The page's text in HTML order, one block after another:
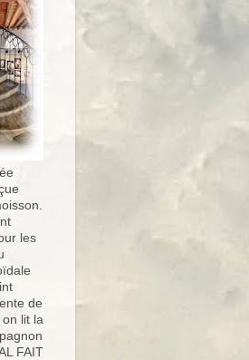
les
de
on lit la
FAIT